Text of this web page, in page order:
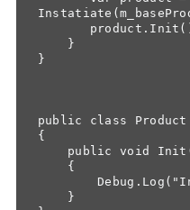
}
public class Product
{